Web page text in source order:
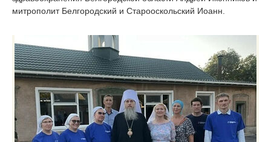
митрополит Белгородский и Старооскольский Иоанн.